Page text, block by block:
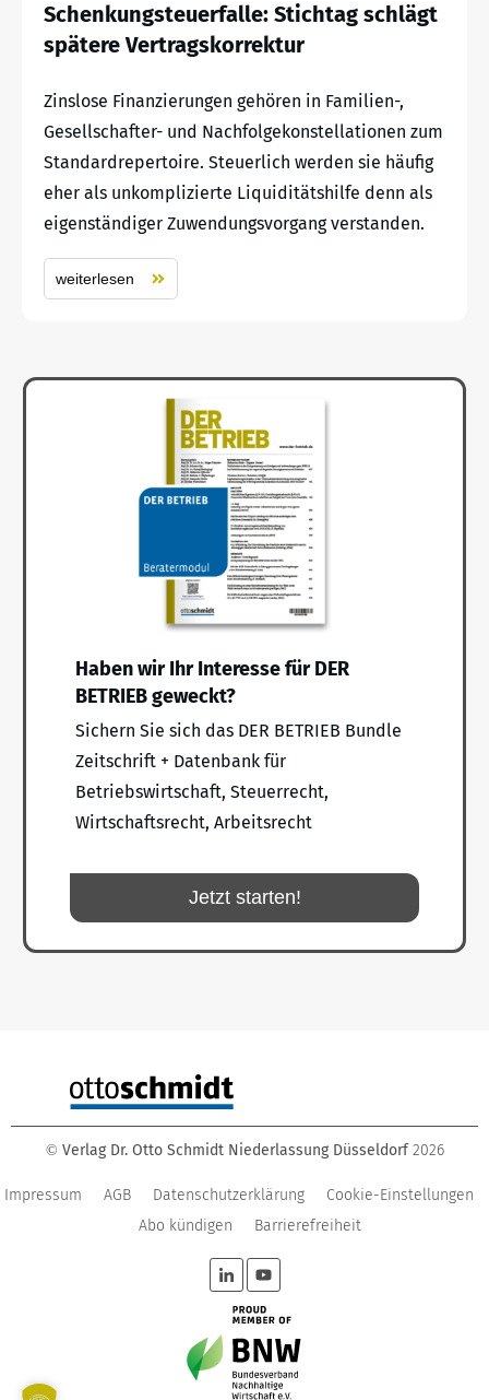
Schenkungsteuerfalle: Stichtag schlägt
spätere Vertragskorrektur
Zinslose Finanzierungen gehören in Familien-,
Gesellschafter- und Nachfolgekonstellationen zum
Standardrepertoire. Steuerlich werden sie häufig
eher als unkomplizierte Liquiditätshilfe denn als
eigenständiger Zuwendungsvorgang verstanden.
weiterlesen
Haben wir Ihr Interesse für DER
BETRIEB geweckt?
Sichern Sie sich das DER BETRIEB Bundle
Zeitschrift + Datenbank für
Betriebswirtschaft, Steuerrecht,
Wirtschaftsrecht, Arbeitsrecht
Jetzt starten!
© Verlag Dr. Otto Schmidt Niederlassung Düsseldorf 2026
Impressum AGB Datenschutzerklärung
Cookie-Einstellungen
Abo kündigen
Barrierefreiheit